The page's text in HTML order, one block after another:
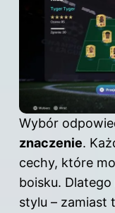
Wybór
znaczenie.
cechy, które
boisku.
stylu – zamiast